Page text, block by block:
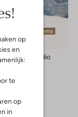
op
en
te
op
in
Laatste items
Baje Studio
Short